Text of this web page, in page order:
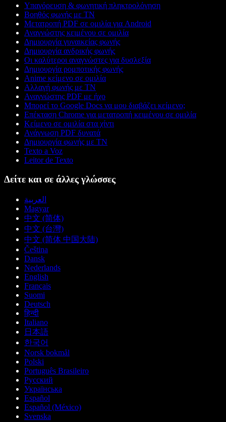
Υπαγόρευση & φωνητική πληκτρολόγηση
Βοηθός φωνής με ΤΝ
Μετατροπή PDF σε ομιλία για Android
Αναγνώστης κειμένου σε ομιλία
Δημιουργία γυναικείας φωνής
Δημιουργία ανδρικής φωνής
Οι καλύτεροι αναγνώστες για δυσλεξία
Δημιουργία ρομποτικής φωνής
Anime κείμενο σε ομιλία
Αλλαγή φωνής με ΤΝ
Αναγνώστης PDF με ήχο
Μπορεί το Google Docs να μου διαβάζει κείμενο;
Επέκταση Chrome για μετατροπή κειμένου σε ομιλία
Κείμενο σε ομιλία στα χίντι
Ανάγνωση PDF δυνατά
Δημιουργία φωνής με ΤΝ
Texto a Voz
Leitor de Texto
Δείτε και σε άλλες γλώσσες
العربية
Magyar
中文 (简体)
中文 (台灣)
中文 (简体 中国大陆)
Čeština
Dansk
Nederlands
English
Français
Suomi
Deutsch
हिन्दी
Italiano
日本語
한국어
Norsk bokmål
Polski
Português Brasileiro
Русский
Українська
Español
Español (México)
Svenska